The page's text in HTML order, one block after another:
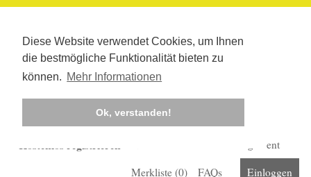
Diese Website verwendet Cookies, um Ihnen
die bestmögliche Funktionalität bieten zu
können. Mehr Informationen
Ok, verstanden!
Kostenlos registrieren
Corona-Management
Merkliste (0) FAQs Einloggen